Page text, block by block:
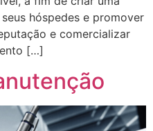
hóspedes e promover
e comercializar
[…]